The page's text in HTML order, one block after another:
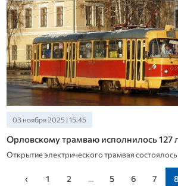
03 ноября 2025 | 15:45
Орловскому трамваю исполнилось 127
Открытие электрического трамвая
‹ 1 2 ... 5 6 7 8